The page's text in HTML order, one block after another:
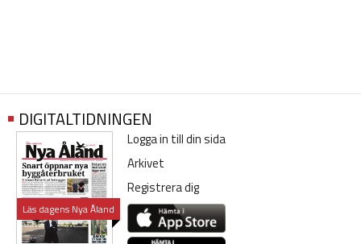
DIGITALTIDNINGEN
Läs dagens Nya Åland
Logga in till din sida
Arkivet
Registrera dig